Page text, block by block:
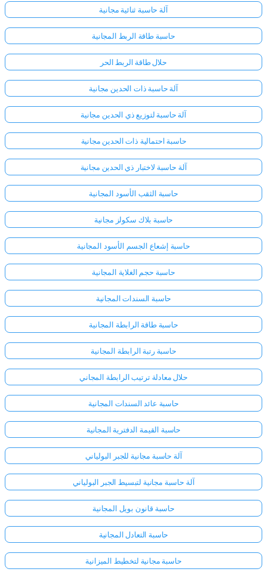
أسئلة
بعد
اطرح
سؤالك
الأول
آلة حاسبة ثنائية مجانية
حاسبة طاقة الربط المجانية
حلال طاقة الربط الحر
آلة حاسبة ذات الحدين مجانية
آلة حاسبة لتوزيع ذي الحدين مجانية
حاسبة احتمالية ذات الحدين مجانية
آلة حاسبة لاختبار ذي الحدين مجانية
حاسبة الثقب الأسود المجانية
حاسبة بلاك سكولز مجانية
حاسبة إشعاع الجسم الأسود المجانية
حاسبة حجم الغلاية المجانية
حاسبة السندات المجانية
حاسبة طاقة الرابطة المجانية
حاسبة رتبة الرابطة المجانية
حلال معادلة ترتيب الرابطة المجاني
حاسبة عائد السندات المجانية
حاسبة القيمة الدفترية المجانية
آلة حاسبة مجانية للجبر البولياني
آلة حاسبة مجانية لتبسيط الجبر البولياني
حاسبة قانون بويل المجانية
حاسبة التعادل المجانية
حاسبة مجانية لتخطيط الميزانية